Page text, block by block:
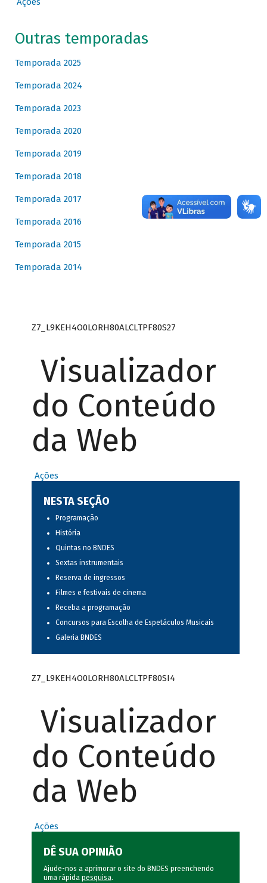
Outras temporadas
Temporada 2025
Temporada 2024
Temporada 2023
Temporada 2020
Temporada 2019
Temporada 2018
Temporada 2017
Temporada 2016
Temporada 2015
Temporada 2014
Z7_L9KEH4O0LORH80ALCLTPF80S27
Visualizador
do Conteúdo
da Web
Ações
NESTA SEÇÃO
Programação
História
Quintas no BNDES
Sextas instrumentais
Reserva de ingressos
Filmes e festivais de cinema
Receba a programação
Concursos para Escolha de Espetáculos Musicais
Galeria BNDES
Z7_L9KEH4O0LORH80ALCLTPF80SI4
Visualizador
do Conteúdo
da Web
Ações
DÊ SUA OPINIÃO
Ajude-nos a aprimorar o site do BNDES preenchendo
uma rápida pesquisa.